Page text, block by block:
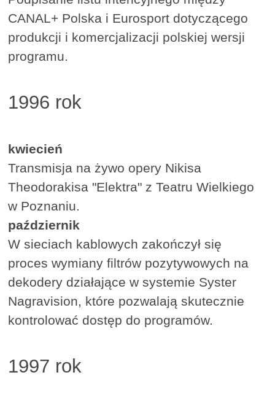
CANAL+ Polska i Eurosport dotyczącego
produkcji i komercjalizacji polskiej wersji
programu.
1996 rok
kwiecień
Transmisja na żywo opery Nikisa
Theodorakisa "Elektra" z Teatru Wielkiego
w Poznaniu.
październik
W sieciach kablowych zakończył się
proces wymiany filtrów pozytywowych na
dekodery działające w systemie Syster
Nagravision, które pozwalają skutecznie
kontrolować dostęp do programów.
1997 rok